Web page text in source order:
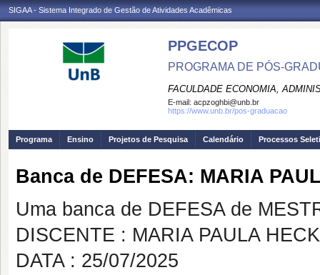
SIGAA - Sistema Integrado de Gestão de Atividades Acadêmicas
PPGECOP
PROGRAMA DE PÓS-
FACULDADE ECONOMIA,
E-mail: acpzoghbi@unb.br
https://www.unb.br/pos-graduacao
Programa Ensino Projetos de Pesquisa Calendário Processos
Banca de DEFESA: MARIA
Uma banca de DEFESA de
DISCENTE : MARIA PAULA
DATA : 25/07/2025